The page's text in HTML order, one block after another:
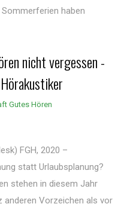
haben
nicht vergessen -
Gutes Hören
FGH, 2020 –
statt Urlaubsplanung?
stehen in diesem Jahr
anderen Vorzeichen als vor